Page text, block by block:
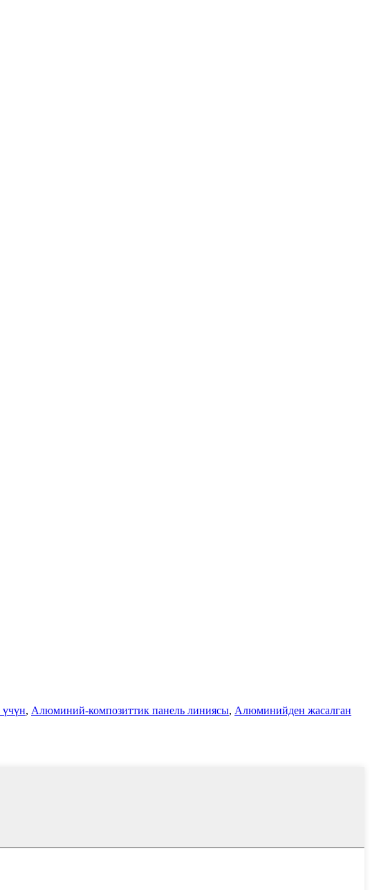
үчүн, Алюминий-композиттик панель линиясы, Алюминийден жасалган